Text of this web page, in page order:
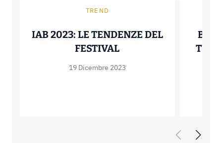
TREND
IAB 2023: LE TENDENZE DEL
FESTIVALIAB 2023: LE
19 Dicembre 2023
BTO